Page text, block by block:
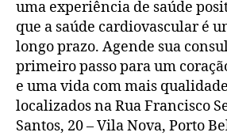
uma experiência de saúde
que a saúde cardiovascular é
longo prazo. Agende sua
primeiro passo para um
e uma vida com mais
localizados na Rua Francisco
Santos, 20 – Vila Nova, Porto